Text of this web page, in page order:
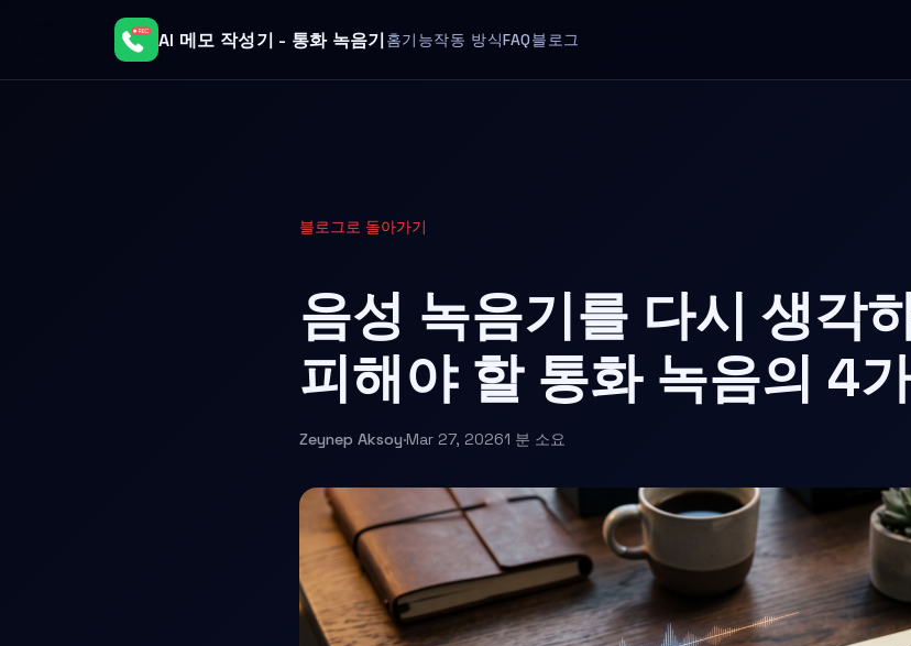
AI 메모 작성기 - 통화 녹음기홈기능작동 방식FAQ블로그
블로그로 돌아가기
음성 녹음기를 다시 생각
피해야 할 통화 녹음의 4
Zeynep Aksoy·Mar 27, 20261 분 소요